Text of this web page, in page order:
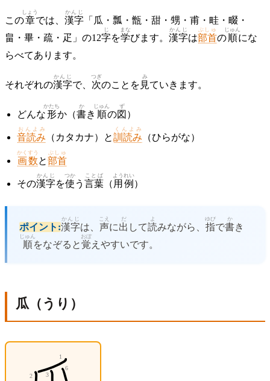
この章
しょう
では、 漢字
かんじ
「瓜・瓢・甑・甜・甥・甫・畦・畷・
畠・畢・疏・疋」の12字
じ
を学
まな
びます。 漢字
かんじ
は部首
ぶしゅ
の順
じゅん
にな
らべてあります。
それぞれの漢字
かんじ
で、 次
つぎ
のことを 見
み
ていきます。
どんな形
かたち
か（書
か
き 順
じゅん
の図
ず
）
音読み
おんよみ
（カタカナ）と訓読み
くんよみ
（ひらがな）
画数
かくすう
と部首
ぶしゅ
その漢字
かんじ
を使
つか
う 言葉
ことば
（ 用例
ようれい
）
ポイント:漢字
かんじ
は、 声
こえ
に出
だ
して読
よ
みながら、 指
ゆび
で書
か
き
順
じゅん
をなぞると覚
おぼ
えやすいです。
瓜（うり）